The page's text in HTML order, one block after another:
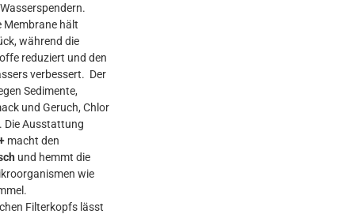
Membrane hält
während die
reduziert und den
verbessert. Der
Sedimente,
und Geruch, Chlor
Die Ausstattung
macht den
und hemmt die
wie
Filterkopfs lässt